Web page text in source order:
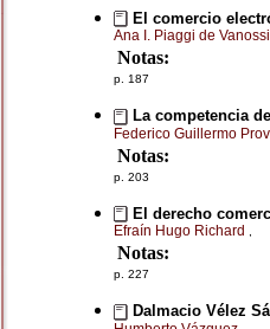
El comercio
Ana I. Piaggi de Vanossi
Notas:
p. 187
La competencia
Federico Guillermo
Notas:
p. 203
El derecho
Efraín Hugo Richard ,
Notas:
p. 227
Dalmacio Vélez